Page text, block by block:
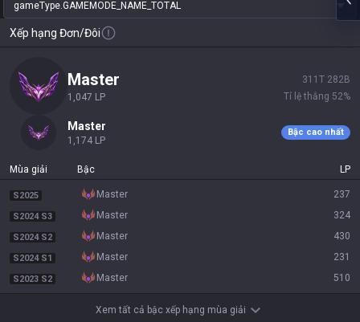
gameType.GAMEMODE_NAME_TOTAL
Xếp hạng Đơn/Đôi
master
1,047 LP
311 T 282B
Tỉ lệ thắng 52%
master
1,174 LP
Bậc cao nhất
Mùa giải Bậc LP
S2025 master 237
S2024 S3 master 324
S2024 S2 master 430
S2024 S1 master 231
S2023 S2 master 510
Xem tất cả bậc xếp hạng mùa giải